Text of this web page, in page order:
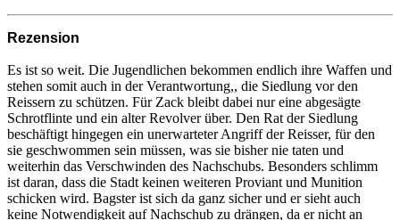
Rezension
Es ist so weit. Die Jugendlichen bekommen endlich ihre Waffen und
stehen somit auch in der Verantwortung,, die Siedlung vor den
Reissern zu schützen. Für Zack bleibt dabei nur eine abgesägte
Schrotflinte und ein alter Revolver über. Den Rat der Siedlung
beschäftigt hingegen ein unerwarteter Angriff der Reisser, für den
sie geschwommen sein müssen, was sie bisher nie taten und
weiterhin das Verschwinden des Nachschubs. Besonders schlimm
ist daran, dass die Stadt keinen weiteren Proviant und Munition
schicken wird. Bagster ist sich da ganz sicher und er sieht auch
keine Notwendigkeit auf Nachschub zu drängen, da er nicht an